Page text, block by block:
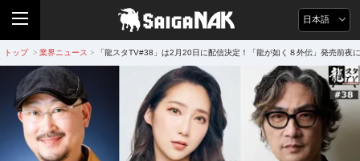
日本語
トップ > 業界ニュース > 「龍スタTV#38」は2月20日に配信決定！「龍が如く８外伝」発売前夜